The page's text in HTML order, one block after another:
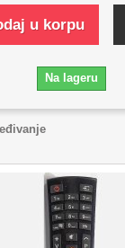
u korpu
Na lageru